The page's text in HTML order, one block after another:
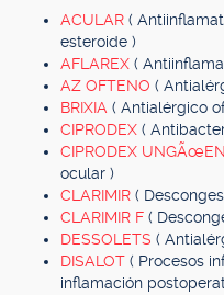
ACULAR (
esteroide )
AFLAREX (
AZ OFTENO (
BRIXIA ( Antialérgico
CIPRODEX (
CIPRODEX
ocular )
CLARIMIR (
CLARIMIR F (
DESSOLETS (
DISALOT ( Procesos
inflamación